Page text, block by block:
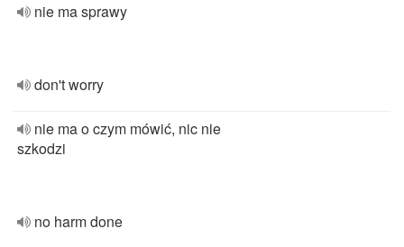
nie ma sprawy
don't worry
nie ma o czym mówić, nic nie
szkodzi
no harm done